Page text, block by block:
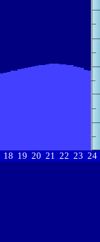
18 19 20 21 22 23 24